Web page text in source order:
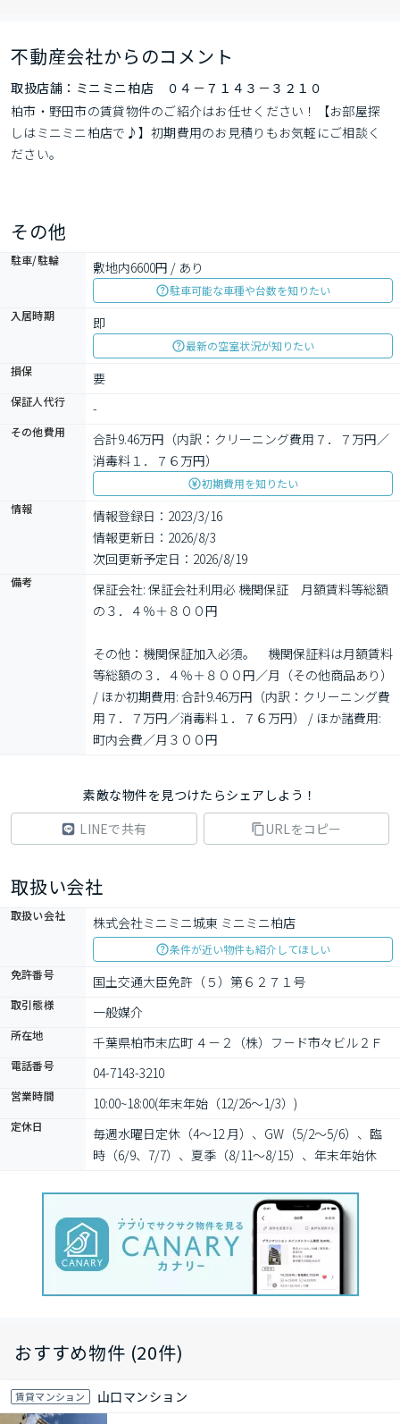
不動産会社からのコメント
取扱店舗：ミニミニ柏店 ０４－７１４３－３２１０
柏市・野田市の賃貸物件のご紹介はお任せください！【お部屋探
しはミニミニ柏店で♪】初期費用のお見積りもお気軽にご相談く
ださい。
その他
駐車/駐輪 敷地内6600円 / あり
駐車可能な車種や台数を知りたい
入居時期
即
最新の空室状況が知りたい
損保
要
保証人代行 -
その他費用
合計9.46万円（内訳：クリーニング費用７．７万円／
消毒料１．７６万円）
初期費用を知りたい
情報
情報登録日：2023/3/16
情報更新日：2026/8/3
次回更新予定日：2026/8/19
備考
保証会社: 保証会社利用必 機関保証　月額賃料等総額
の３．４％＋８００円
その他：機関保証加入必須。　機関保証料は月額賃料
等総額の３．４％＋８００円／月（その他商品あり）
/ ほか初期費用: 合計9.46万円（内訳：クリーニング費
用７．７万円／消毒料１．７６万円） / ほか諸費用:
町内会費／月３００円
素敵な物件を見つけたらシェアしよう！
LINEで共有
URLをコピー
取扱い会社
取扱い会社 株式会社ミニミニ城東 ミニミニ柏店
条件が近い物件も紹介してほしい
免許番号
国土交通大臣免許（５）第６２７１号
取引態様 一般媒介
所在地 千葉県柏市末広町 ４－２（株）フ－ド市々ビル２Ｆ
電話番号 04-7143-3210
営業時間 10:00~18:00(年末年始（12/26～1/3）)
定休日
毎週水曜日定休（4～12 月）、GW（5/2～5/6）、臨
時（6/9、7/7）、夏季（8/11～8/15）、年末年始休
おすすめ物件 (20件)
賃貸マンション 山口マンション